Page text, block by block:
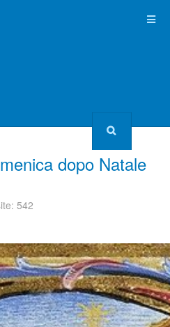
dopo Natale
542